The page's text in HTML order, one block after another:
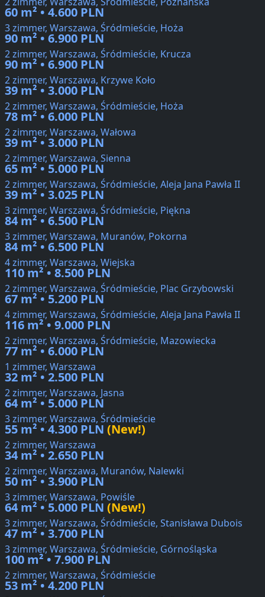
60 m² • 4.600 PLN
3 zimmer, Warszawa, Śródmieście, Hoża
90 m² • 6.900 PLN
2 zimmer, Warszawa, Śródmieście, Krucza
90 m² • 6.900 PLN
2 zimmer, Warszawa, Krzywe Koło
39 m² • 3.000 PLN
2 zimmer, Warszawa, Śródmieście, Hoża
78 m² • 6.000 PLN
2 zimmer, Warszawa, Wałowa
39 m² • 3.000 PLN
2 zimmer, Warszawa, Sienna
65 m² • 5.000 PLN
2 zimmer, Warszawa, Śródmieście, Aleja Jana Pawła II
39 m² • 3.025 PLN
3 zimmer, Warszawa, Śródmieście, Piękna
84 m² • 6.500 PLN
3 zimmer, Warszawa, Muranów, Pokorna
84 m² • 6.500 PLN
4 zimmer, Warszawa, Wiejska
110 m² • 8.500 PLN
2 zimmer, Warszawa, Śródmieście, Plac Grzybowski
67 m² • 5.200 PLN
4 zimmer, Warszawa, Śródmieście, Aleja Jana Pawła II
116 m² • 9.000 PLN
2 zimmer, Warszawa, Śródmieście, Mazowiecka
77 m² • 6.000 PLN
1 zimmer, Warszawa
32 m² • 2.500 PLN
2 zimmer, Warszawa, Jasna
64 m² • 5.000 PLN
3 zimmer, Warszawa, Śródmieście
55 m² • 4.300 PLN (New!)
2 zimmer, Warszawa
34 m² • 2.650 PLN
2 zimmer, Warszawa, Muranów, Nalewki
50 m² • 3.900 PLN
3 zimmer, Warszawa, Powiśle
64 m² • 5.000 PLN (New!)
3 zimmer, Warszawa, Śródmieście, Stanisława Dubois
47 m² • 3.700 PLN
3 zimmer, Warszawa, Śródmieście, Górnośląska
100 m² • 7.900 PLN
2 zimmer, Warszawa, Śródmieście
53 m² • 4.200 PLN